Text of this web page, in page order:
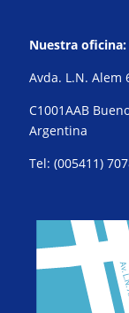
Nuestra oficina:
Avda. L.N. Alem
C1001AAB
Argentina
Tel: (005411)